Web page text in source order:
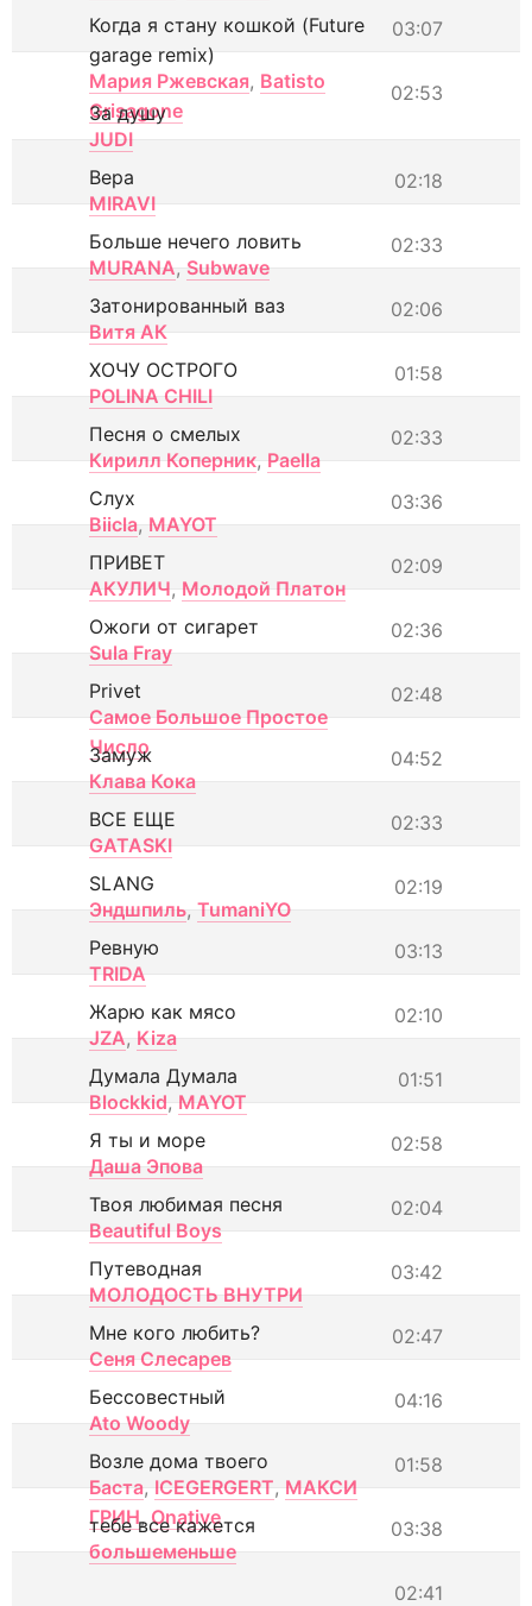
03:07
Когда я стану кошкой (Future
garage remix)
Мария Ржевская, Batisto
Grisagone
02:53
За душу
JUDI
02:18
Вера
MIRAVI
02:33
Больше нечего ловить
MURANA, Subwave
02:06
Затонированный ваз
Витя АК
01:58
ХОЧУ ОСТРОГО
POLINA CHILI
02:33
Песня о смелых
Кирилл Коперник, Paella
03:36
Слух
Biicla, MAYOT
02:09
ПРИВЕТ
АКУЛИЧ, Молодой Платон
02:36
Ожоги от сигарет
Sula Fray
02:48
Privet
Самое Большое Простое
Число
04:52
Замуж
Клава Кока
02:33
ВСЕ ЕЩЕ
GATASKI
02:19
SLANG
Эндшпиль, TumaniYO
03:13
Ревную
TRIDA
02:10
Жарю как мясо
JZA, Kiza
01:51
Думала Думала
Blockkid, MAYOT
02:58
Я ты и море
Даша Эпова
02:04
Твоя любимая песня
Beautiful Boys
03:42
Путеводная
МОЛОДОСТЬ ВНУТРИ
02:47
Мне кого любить?
Сеня Слесарев
04:16
Бессовестный
Ato Woody
01:58
Возле дома твоего
Баста, ICEGERGERT, МАКСИ
ГРИН, Onative 03:38
тебе все кажется
большеменьше
02:41